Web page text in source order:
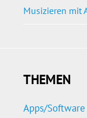
Musizieren mit
THEMEN
Apps/Software